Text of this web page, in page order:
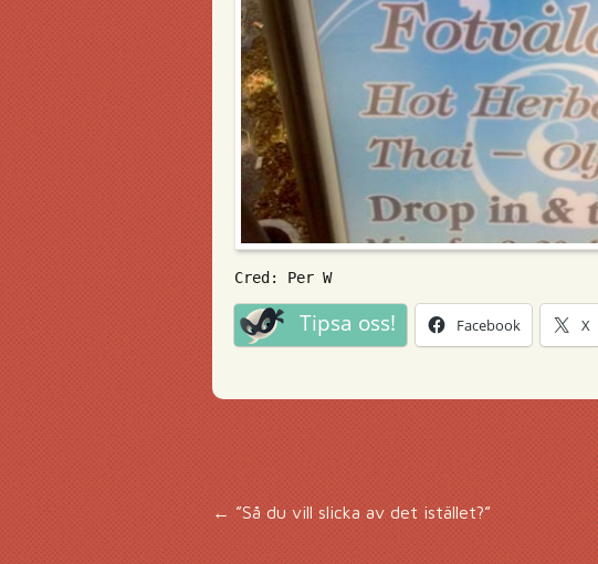
Cred: Per W
Tipsa oss! Facebook X
Inläggsnavigering
←”Så du vill slicka av det istället?”